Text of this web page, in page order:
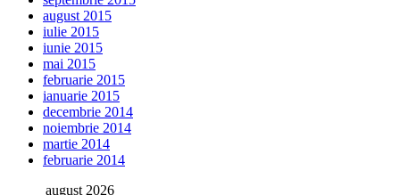
august 2015
iulie 2015
iunie 2015
mai 2015
februarie 2015
ianuarie 2015
decembrie 2014
noiembrie 2014
martie 2014
februarie 2014
august 2026